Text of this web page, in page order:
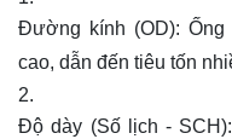
Đường kính (OD):
cao, dẫn đến tiêu tốn
Độ dày (Số lịch -